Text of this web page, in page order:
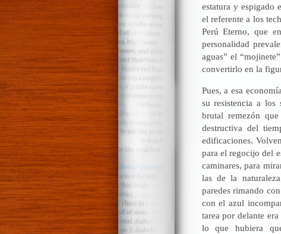
estatura y espigado
el referente a los
Perú Eterno, que
personalidad
aguas” el
convertirlo en la
Pues, a esa
su resistencia a
brutal remezón
destructiva del
edificaciones.
para el regocijo del
caminares, para
las de la
paredes rimando
con el azul
tarea por delante
lo que hubiera